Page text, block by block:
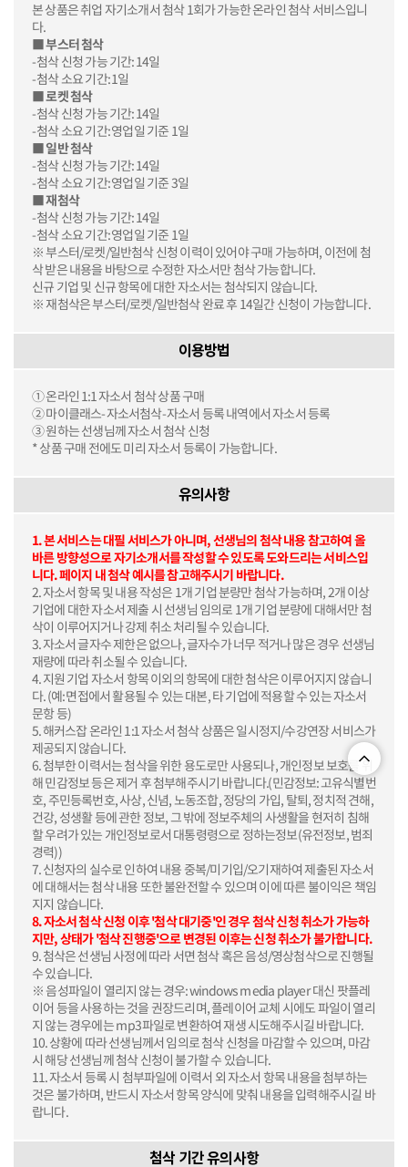
본 상품은 취업 자기소개서 첨삭 1회가 가능한 온라인 첨삭 서비스입니
다.
■ 부스터 첨삭
-첨삭 신청 가능 기간: 14일
-첨삭 소요 기간: 1일
■ 로켓 첨삭
-첨삭 신청 가능 기간: 14일
-첨삭 소요 기간: 영업일 기준 1일
■ 일반 첨삭
-첨삭 신청 가능 기간: 14일
-첨삭 소요 기간: 영업일 기준 3일
■ 재첨삭
-첨삭 신청 가능 기간: 14일
-첨삭 소요 기간: 영업일 기준 1일
※ 부스터/로켓/일반첨삭 신청 이력이 있어야 구매 가능하며, 이전에 첨
삭 받은 내용을 바탕으로 수정한 자소서만 첨삭 가능합니다.
신규 기업 및 신규 항목에 대한 자소서는 첨삭되지 않습니다.
※ 재첨삭은 부스터/로켓/일반첨삭 완료 후 14일간 신청이 가능합니다.
이용방법
① 온라인 1:1 자소서 첨삭 상품 구매
② 마이클래스-자소서첨삭-자소서 등록 내역에서 자소서 등록
③ 원하는 선생님께 자소서 첨삭 신청
* 상품 구매 전에도 미리 자소서 등록이 가능합니다.
유의사항
1. 본 서비스는 대필 서비스가 아니며, 선생님의 첨삭 내용 참고하여 올
바른 방향성으로 자기소개서를 작성할 수 있도록 도와드리는 서비스입
니다. 페이지 내 첨삭 예시를 참고해주시기 바랍니다.
2. 자소서 항목 및 내용 작성은 1개 기업 분량만 첨삭 가능하며, 2개 이상
기업에 대한 자소서 제출 시 선생님 임의로 1개 기업 분량에 대해서만 첨
삭이 이루어지거나 강제 취소 처리될 수 있습니다.
3. 자소서 글자수 제한은 없으나, 글자수가 너무 적거나 많은 경우 선생님
재량에 따라 취소될 수 있습니다.
4. 지원 기업 자소서 항목 이외의 항목에 대한 첨삭은 이루어지지 않습니
다. (예: 면접에서 활용될 수 있는 대본, 타 기업에 적용할 수 있는 자소서
문항 등)
5. 해커스잡 온라인 1:1 자소서 첨삭 상품은 일시정지/수강연장 서비스가
제공되지 않습니다.
6. 첨부한 이력서는 첨삭을 위한 용도로만 사용되나, 개인정보 보호를 위
해 민감정보 등은 제거 후 첨부해주시기 바랍니다.(민감정보: 고유식별번
호, 주민등록번호, 사상, 신념, 노동조합, 정당의 가입, 탈퇴, 정치적 견해,
건강, 성생활 등에 관한 정보, 그 밖에 정보주체의 사생활을 현저히 침해
할 우려가 있는 개인정보로서 대통령령으로 정하는정보(유전정보, 범죄
경력))
7. 신청자의 실수로 인하여 내용 중복/미기입/오기재하여 제출된 자소서
에 대해서는 첨삭 내용 또한 불완전할 수 있으며 이에 따른 불이익은 책임
지지 않습니다.
8. 자소서 첨삭 신청 이후 '첨삭 대기중'인 경우 첨삭 신청 취소가 가능하
지만, 상태가 '첨삭 진행중'으로 변경된 이후는 신청 취소가 불가합니다.
9. 첨삭은 선생님 사정에 따라 서면 첨삭 혹은 음성/영상첨삭으로 진행될
수 있습니다.
※ 음성파일이 열리지 않는 경우: windows media player 대신 팟플레
이어 등을 사용하는 것을 권장드리며, 플레이어 교체 시에도 파일이 열리
지 않는 경우에는 mp3파일로 변환하여 재생 시도해주시길 바랍니다.
10. 상황에 따라 선생님께서 임의로 첨삭 신청을 마감할 수 있으며, 마감
시 해당 선생님께 첨삭 신청이 불가할 수 있습니다.
11. 자소서 등록 시 첨부파일에 이력서 외 자소서 항목 내용을 첨부하는
것은 불가하며, 반드시 자소서 항목 양식에 맞춰 내용을 입력해주시길 바
랍니다.
첨삭 기간 유의사항